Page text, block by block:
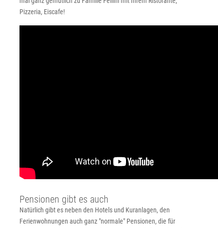
Pizzeria, Eiscafe!
Pensionen gibt es auch
Natürlich gibt es neben den Hotels und Kuranlagen, den
Ferienwohnungen auch ganz "normale" Pensionen, die für